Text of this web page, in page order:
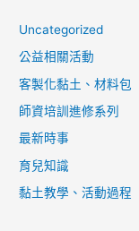
Uncategorized
公益相關活動
客製化黏土、材料包
師資培訓進修系列
最新時事
育兒知識
黏土教學、活動過程